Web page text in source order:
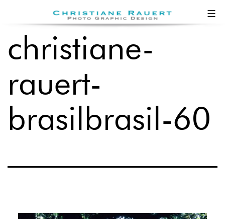
springen
Rauert
christiane-
rauert-
brasilbrasil-60